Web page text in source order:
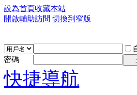
設為首頁收藏本站
開啟輔助訪問 切換到窄版
密碼
快捷導航